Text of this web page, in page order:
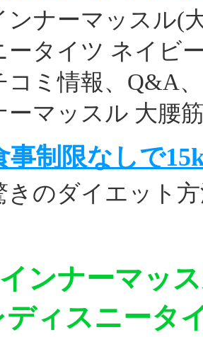
ンナーマッスル(
ータイツ ネイビ
コミ情報、Q&A
ーマッスル 大腰
事制限なしで
きのダイエット
インナーマッ
ディスニータ